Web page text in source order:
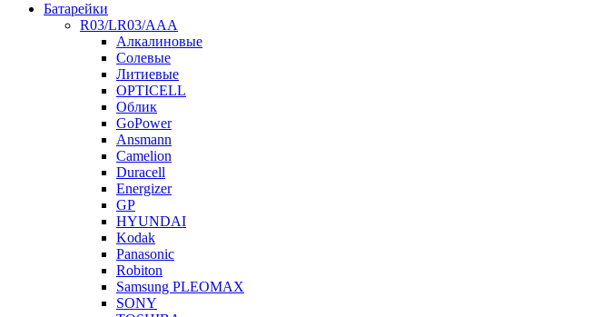
Батарейки
R03/LR03/AAA
Алкалиновые
Солевые
Литиевые
OPTICELL
Облик
GoPower
Ansmann
Camelion
Duracell
Energizer
GP
HYUNDAI
Kodak
Panasonic
Robiton
Samsung PLEOMAX
SONY